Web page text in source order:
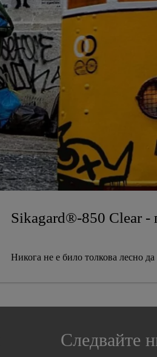
Sikagard®-850 Clear -
Никога не е било толкова лесно
Следвайте